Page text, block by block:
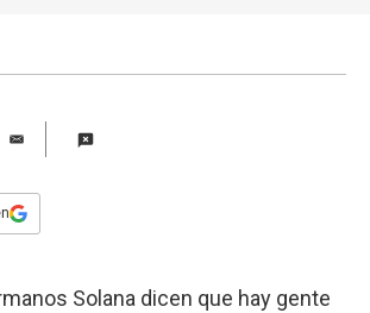
e
E
i
l
Solana dicen que hay gente